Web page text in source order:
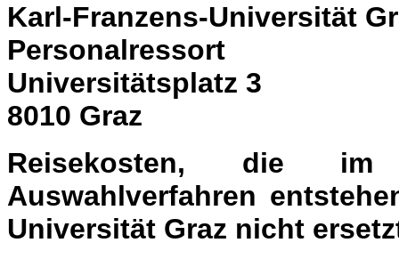
Karl-Franzens-Universität
Personalressort
Universitätsplatz 3
8010 Graz
Reisekosten, die im
Auswahlverfahren
Universität Graz nicht